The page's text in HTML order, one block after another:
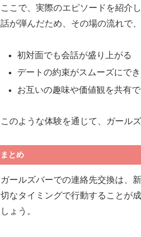
ここで、実際のエピソードを紹介
話が弾んだため、その場の流れで
初対面でも会話が盛り上がる
デートの約束がスムーズにで
お互いの趣味や価値観を共有
このような体験を通じて、ガール
まとめ
ガールズバーでの連絡先交換は、
切なタイミングで行動することが
しょう。